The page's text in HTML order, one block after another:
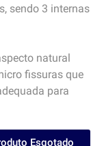
sendo 3 internas
natural
fissuras que
para
Esgotado